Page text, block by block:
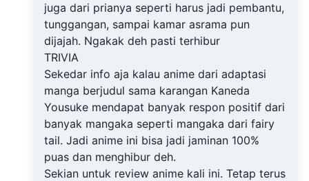
juga dari prianya seperti harus jadi pembantu,
tunggangan, sampai kamar asrama pun
dijajah. Ngakak deh pasti terhibur
TRIVIA
Sekedar info aja kalau anime dari adaptasi
manga berjudul sama karangan Kaneda
Yousuke mendapat banyak respon positif dari
banyak mangaka seperti mangaka dari fairy
tail. Jadi anime ini bisa jadi jaminan 100%
puas dan menghibur deh.
Sekian untuk review anime kali ini. Tetap terus